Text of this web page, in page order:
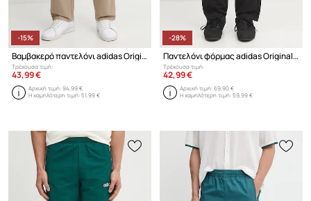
-15%
Βαμβακερό παντελόνι adidas Originals Firebird Pants
Τρέχουσα τιμή:
43,99 €
Αρχική τιμή:94,99 €
Η χαμηλότερη τιμή:51,99 €
-28%
Παντελόνι φόρμας adidas Originals Track Pant
Τρέχουσα τιμή:
42,99 €
Αρχική τιμή:69,90 €
Η χαμηλότερη τιμή:59,99 €